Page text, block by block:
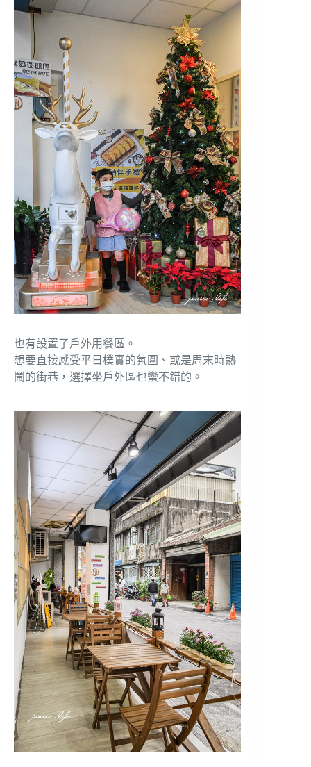
也有設置了戶外用餐區。
想要直接感受平日樸實的氛圍、或是周末時熱
鬧的街巷，選擇坐戶外區也蠻不錯的。